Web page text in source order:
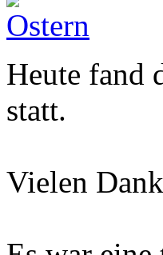
Heute fand
statt.
Vielen